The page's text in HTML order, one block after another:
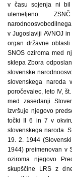
v času sojenja ni bil
utemeljeno.
v Jugoslaviji AVNOJ
organ državne
SNOS oziroma med
sklepa Zbora
slovenske
slovenskega
poročevalec, leto IV,
med zasedanji
izvršuje njegovo
točki II 6 in 7 v
slovenskega naroda.
19. 2. 1944
1944) preimenovan v
oziroma njegovo
skupščine LRS z